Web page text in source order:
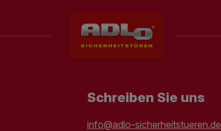
Schreiben Sie uns
info@adlo-sicherheitstueren.de